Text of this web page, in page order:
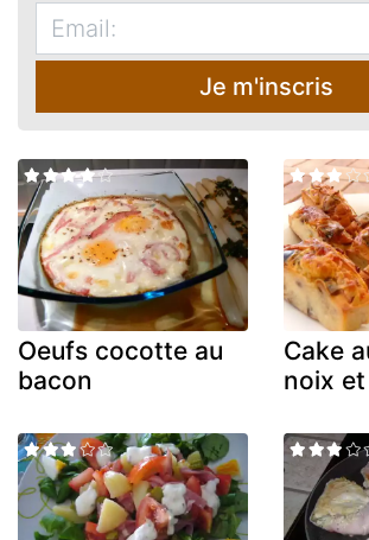
Je m'inscris
Oeufs cocotte au
bacon
Cake
noix